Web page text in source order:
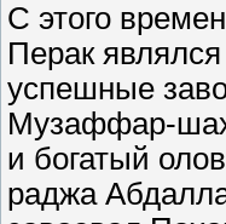
С этого
Перак
успешные
Музаффар-
и богатый
раджа